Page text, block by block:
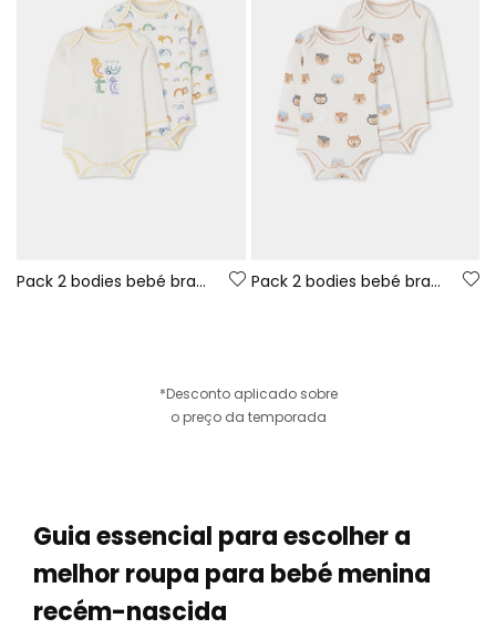
Pack 2 bodies bebé brancos estampado animais Pack 2 bodies bebé branco estampado de corujas
*Desconto aplicado sobre
o preço da temporada
Guia essencial para escolher a
melhor roupa para bebé menina
recém-nascida